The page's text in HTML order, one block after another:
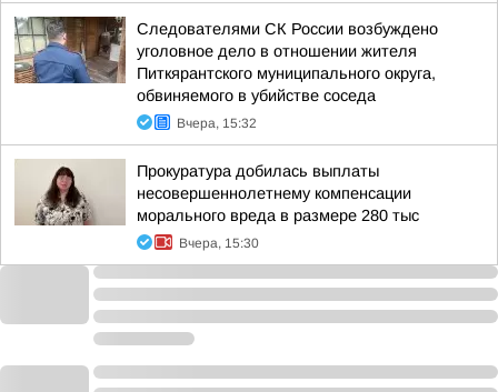
Следователями СК России возбуждено
уголовное дело в отношении жителя
Питкярантского муниципального округа,
обвиняемого в убийстве соседа
Вчера, 15:32
Прокуратура добилась выплаты
несовершеннолетнему компенсации
морального вреда в размере 280 тыс
Вчера, 15:30